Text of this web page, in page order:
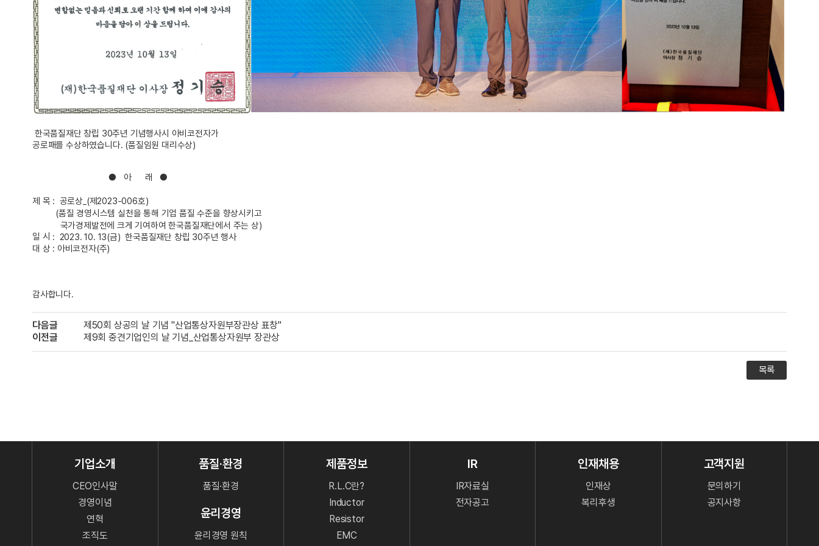
한국품질재단 창립 30주년 기념행사시 아비코전자가
공로패를 수상하였습니다. (품질임원 대리수상)
● 아 래 ●
제 목 : 공로상_(제2023-006호)
(품질 경영시스템 실천을 통해 기업 품질 수준을 향상시키고
국가경제발전에 크게 기여하여 한국품질재단에서 주는 상)
일 시 : 2023. 10. 13(금) 한국품질재단 창립 30주년 행사
대 상 : 아비코전자(주)
감사합니다.
다음글
제50회 상공의 날 기념 "산업통상자원부장관상 표창"
이전글
제9회 중견기업인의 날 기념_산업통상자원부 장관상
목록
기업소개
CEO인사말
경영이념
연혁
조직도
품질·환경
품질·환경
윤리경영
윤리경영 원칙
제품정보
R.L.C란?
Inductor
Resistor
EMC
IR
IR자료실
전자공고
인재채용
인재상
복리후생
고객지원
문의하기
공지사항